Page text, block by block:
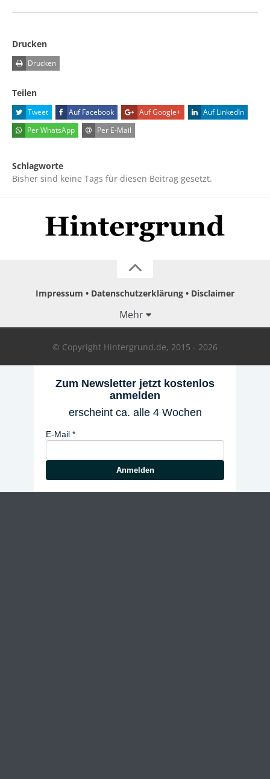
Drucken
Drucken
Teilen
Tweet Auf Facebook Auf Google+
Auf LinkedIn
Per WhatsApp
Per E-Mail
Schlagworte
Bisher sind keine Tags für diesen Beitrag gesetzt.
Impressum Datenschutzerklärung Disclaimer
Mehr
© Copyright Hintergrund.de, 2015 - 2026
Zum Newsletter jetzt kostenlos
anmelden
erscheint ca. alle 4 Wochen
E-Mail
Anmelden